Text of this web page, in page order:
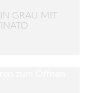
GRAU MIT G